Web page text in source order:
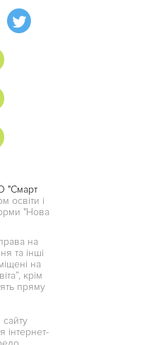
"Смарт
освіти і
"Нова
на
та інші
на
крім
пряму
сайту